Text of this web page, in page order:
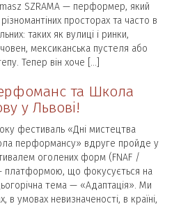
SZRAMA — перформер, який
просторах та часто в
таких як вулиці і ринки,
мексиканська пустеля або
Тепер він хоче […]
та Школа
у Львові!
фестиваль «Дні мистецтва
перформансу» вдруге пройде у
оголених форм (FNAF /
платформою, що фокусується на
тема — «Адаптація». Ми
в умовах невизначеності, в країні,